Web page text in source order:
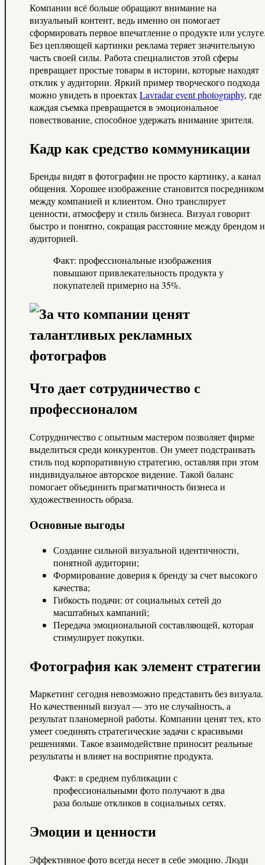
Компании всё больше обращают внимание на
визуальный контент, ведь именно он помогает
сформировать первое впечатление о продукте или
Без цепляющей картинки реклама теряет значительную
часть своей силы. Работа специалистов этой сферы
превращает простые товары в истории, которые находят
отклик у аудитории. Яркий пример творческого подхода
можно увидеть в проектахLavradar event photography, где
каждая съемка превращается в эмоциональное
повествование, способное удержать внимание зрителя.
Кадр как средство коммуникации
Бренды видят в фотографии не просто картинку, а канал
общения. Хорошее изображение становится посредником
между компанией и клиентом. Оно транслирует
ценности, атмосферу и стиль бизнеса. Визуал говорит
быстро и понятно, сокращая расстояние между брендом и
аудиторией.
Факт: профессиональные изображения
повышают привлекательность продукта у
покупателей примерно на 35%.
Что дает сотрудничество с
профессионалом
Сотрудничество с опытным мастером позволяет фирме
выделиться среди конкурентов. Он умеет подстраивать
стиль под корпоративную стратегию, оставляя при этом
индивидуальное авторское видение. Такой баланс
помогает объединить прагматичность бизнеса и
художественность образа.
Основные выгоды
Создание сильной визуальной идентичности,
понятной аудитории;
Формирование доверия к бренду за счет высокого
качества;
Гибкость подачи: от социальных сетей до
масштабных кампаний;
Передача эмоциональной составляющей, которая
стимулирует покупки.
Фотография как элемент стратегии
Маркетинг сегодня невозможно представить без визуала.
Но качественный визуал — это не случайность, а
результат планомерной работы. Компании ценят тех, кто
умеет соединять стратегические задачи с красивыми
решениями. Такое взаимодействие приносит реальные
результаты и влияет на восприятие продукта.
Факт: в среднем публикации с
профессиональными фото получают в два
раза больше откликов в социальных сетях.
Эмоции и ценности
Эффективное фото всегда несет в себе эмоцию. Люди